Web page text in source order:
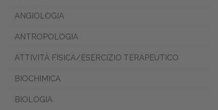
ANGIOLOGIA
ANTROPOLOGIA
ATTIVITÀ FISICA/ESERCIZIO TERAPEUTICO
BIOCHIMICA
BIOLOGIA